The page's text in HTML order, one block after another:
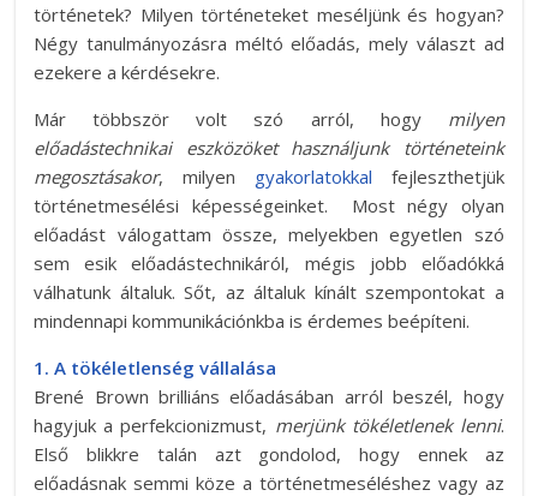
történetek? Milyen történeteket meséljünk és hogyan?
Négy tanulmányozásra méltó előadás, mely választ ad
ezekere a kérdésekre.
Már többször volt szó arról, hogy milyen
előadástechnikai eszközöket használjunk történeteink
megosztásakor, milyen gyakorlatokkal fejleszthetjük
történetmesélési képességeinket. Most négy olyan
előadást válogattam össze, melyekben egyetlen szó
sem esik előadástechnikáról, mégis jobb előadókká
válhatunk általuk. Sőt, az általuk kínált szempontokat a
mindennapi kommunikációnkba is érdemes beépíteni.
1. A tökéletlenség vállalása
Brené Brown brilliáns előadásában arról beszél, hogy
hagyjuk a perfekcionizmust, merjünk tökéletlenek lenni.
Első blikkre talán azt gondolod, hogy ennek az
előadásnak semmi köze a történetmeséléshez vagy az